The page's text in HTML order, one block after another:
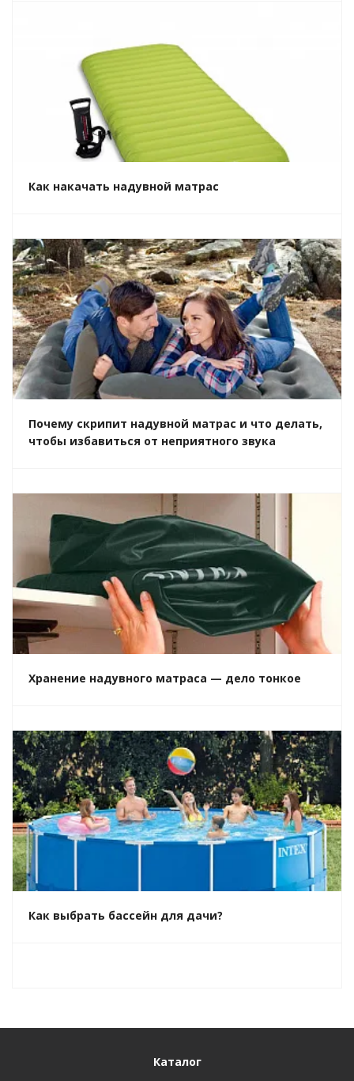
Как накачать надувной матрас
Почему скрипит надувной матрас и что делать,
чтобы избавиться от неприятного звука
Хранение надувного матраса — дело тонкое
Как выбрать бассейн для дачи?
Каталог